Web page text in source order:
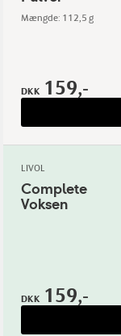
Mængde: 112,5 g
DKK 159,-
LIVOL
Complete
Voksen
DKK 159,-